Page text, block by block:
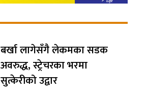
बर्खा लागेसँगै लेकमका सडक
अवरुद्ध, स्ट्रेचरका भरमा
सुत्केरीको उद्वार